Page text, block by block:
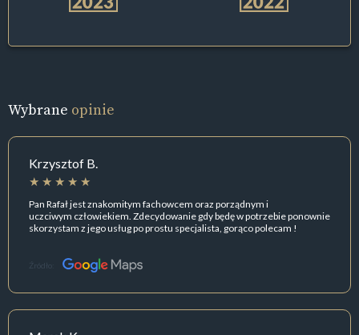
Wybrane opinie
Krzysztof B.
Pan Rafał jest znakomitym fachowcem oraz porządnym i
uczciwym człowiekiem. Zdecydowanie gdy będę w potrzebie ponownie
skorzystam z jego usług po prostu specjalista, gorąco polecam !
Źródło: